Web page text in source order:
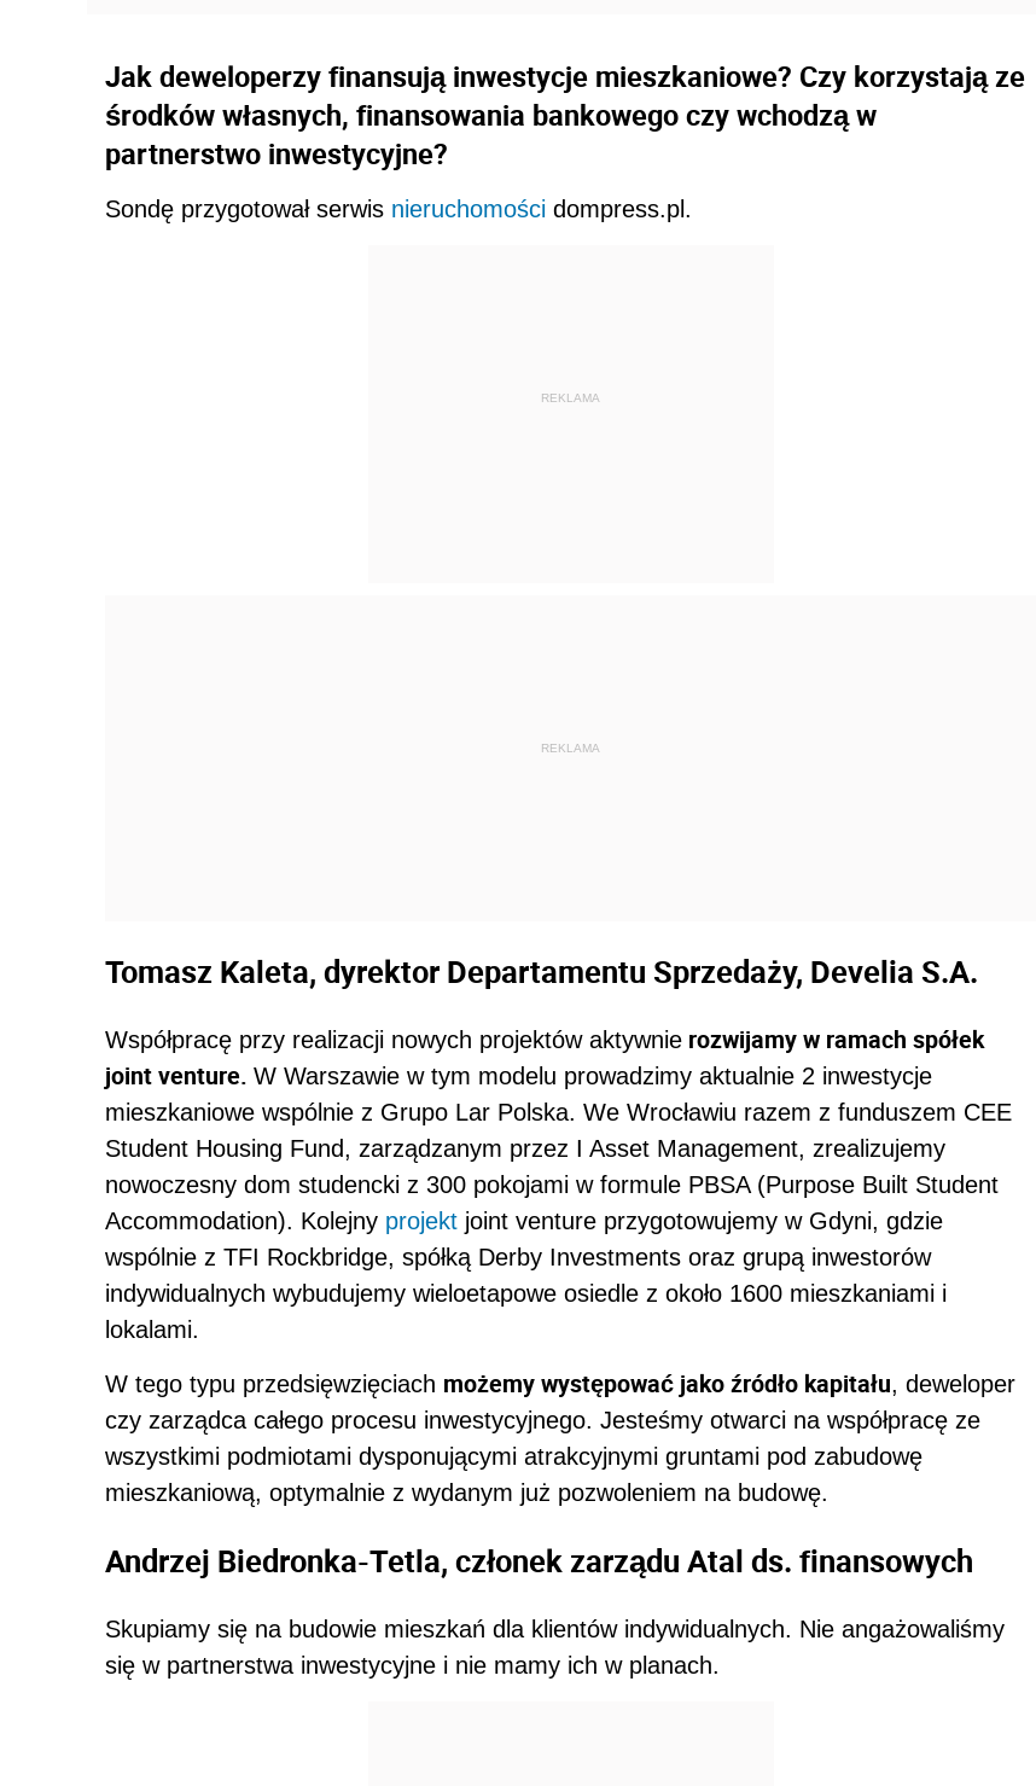
Jak deweloperzy finansują inwestycje mieszkaniowe? Czy korzystają ze
środków własnych, finansowania bankowego czy wchodzą w
partnerstwo inwestycyjne?
Sondę przygotował serwis nieruchomości dompress.pl.
REKLAMA
REKLAMA
Tomasz Kaleta, dyrektor Departamentu Sprzedaży, Develia S.A.
Współpracę przy realizacji nowych projektów aktywnie rozwijamy w ramach spółek
joint venture. W Warszawie w tym modelu prowadzimy aktualnie 2 inwestycje
mieszkaniowe wspólnie z Grupo Lar Polska. We Wrocławiu razem z funduszem CEE
Student Housing Fund, zarządzanym przez I Asset Management, zrealizujemy
nowoczesny dom studencki z 300 pokojami w formule PBSA (Purpose Built Student
Accommodation). Kolejny projekt joint venture przygotowujemy w Gdyni, gdzie
wspólnie z TFI Rockbridge, spółką Derby Investments oraz grupą inwestorów
indywidualnych wybudujemy wieloetapowe osiedle z około 1600 mieszkaniami i
lokalami.
W tego typu przedsięwzięciach możemy występować jako źródło kapitału, deweloper
czy zarządca całego procesu inwestycyjnego. Jesteśmy otwarci na współpracę ze
wszystkimi podmiotami dysponującymi atrakcyjnymi gruntami pod zabudowę
mieszkaniową, optymalnie z wydanym już pozwoleniem na budowę.
Andrzej Biedronka-Tetla, członek zarządu Atal ds. finansowych
Skupiamy się na budowie mieszkań dla klientów indywidualnych. Nie angażowaliśmy
się w partnerstwa inwestycyjne i nie mamy ich w planach.